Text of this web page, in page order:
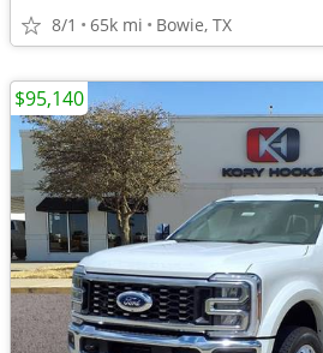
8/1 65k mi Bowie, TX
$95,140